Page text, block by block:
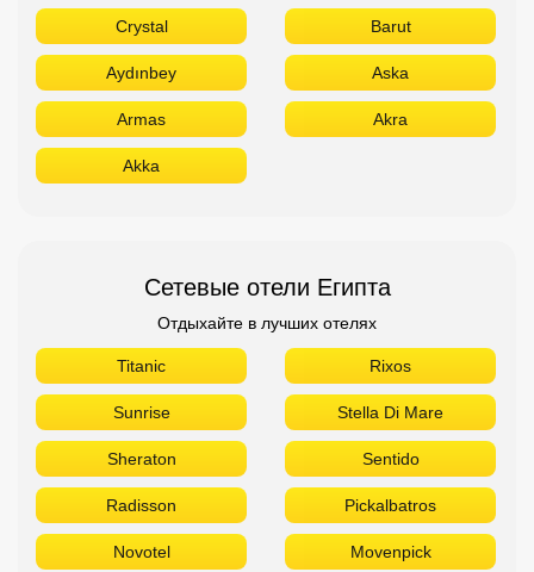
Crystal Barut
Aydınbey Aska
Armas Akra
Akka
Сетевые отели Египта
Отдыхайте в лучших отелях
Titanic Rixos
Sunrise Stella Di Mare
Sheraton Sentido
Radisson Pickalbatros
Novotel Movenpick